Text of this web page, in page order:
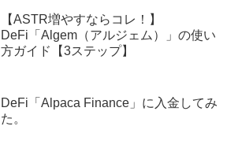
【ASTR増やすならコレ！】
DeFi「Algem（アルジェム）」の使い
方ガイド【3ステップ】
DeFi「Alpaca Finance」に入金してみ
た。